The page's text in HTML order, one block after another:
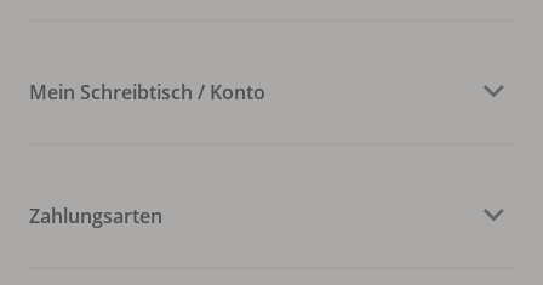
Mein Schreibtisch / Konto
Zahlungsarten